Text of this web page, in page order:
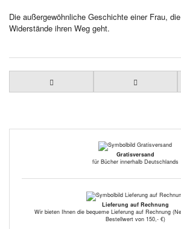
Die außergewöhnliche Geschichte einer Frau,
Widerstände ihren Weg geht.
Gratisversand
für Bücher innerhalb Deutschlands
Lieferung auf Rechnung
Wir bieten Ihnen die bequeme Lieferung auf Rechnung
Bestellwert von 150,- €)